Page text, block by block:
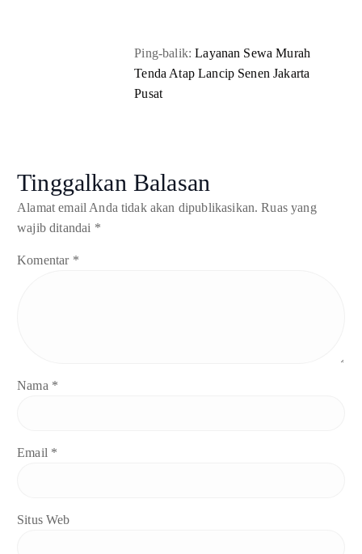
Ping-balik:Layanan Sewa Murah
Tenda Atap Lancip Senen Jakarta
Pusat
Tinggalkan Balasan
Alamat email Anda tidak akan dipublikasikan. Ruas yang
wajib ditandai *
Komentar *
Nama *
Email *
Situs Web